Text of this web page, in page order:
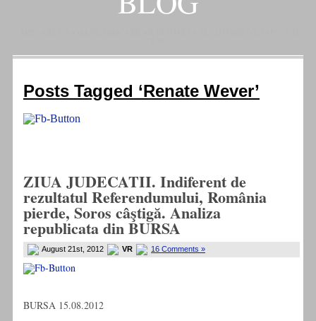
Posts Tagged ‘Renate Wever’
ZIUA JUDECATII. Indiferent de
rezultatul Referendumului, România
pierde, Soros câştigă. Analiza
republicata din BURSA
August 21st, 2012 VR 16 Comments »
BURSA 15.08.2012